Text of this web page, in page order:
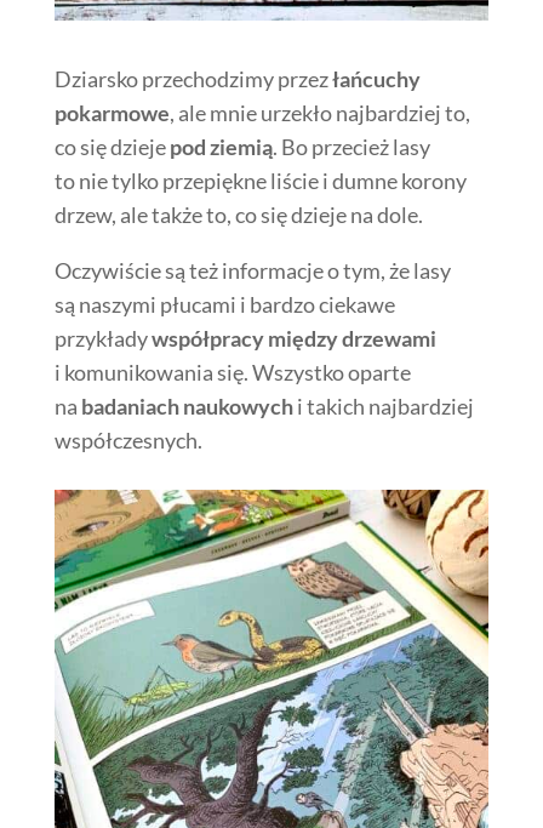
Dziarsko przechodzimy przezłańcuchy
pokarmowe, ale mnie urzekło najbardziej to,
co się dziejepod ziemią. Bo przecież lasy
to nie tylko przepiękne liście i dumne korony
drzew, ale także to, co się dzieje na dole.
Oczywiście są też informacje o tym, że lasy
są naszymi płucami i bardzo ciekawe
przykładywspółpracy między drzewami
i komunikowania się. Wszystko oparte
na badaniach naukowychi takich najbardziej
współczesnych.